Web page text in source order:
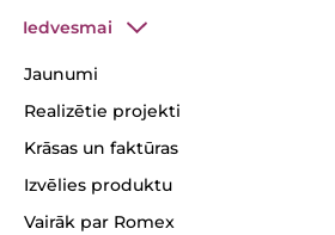
Iedvesmai
Jaunumi
Realizētie projekti
Krāsas un faktūras
Izvēlies produktu
Vairāk par Romex